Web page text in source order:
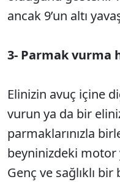
ancak 9’un altı
3- Parmak vurma
Elinizin avuç içine
vurun ya da bir
parmaklarınızla
beyninizdeki motor
Genç ve sağlıklı